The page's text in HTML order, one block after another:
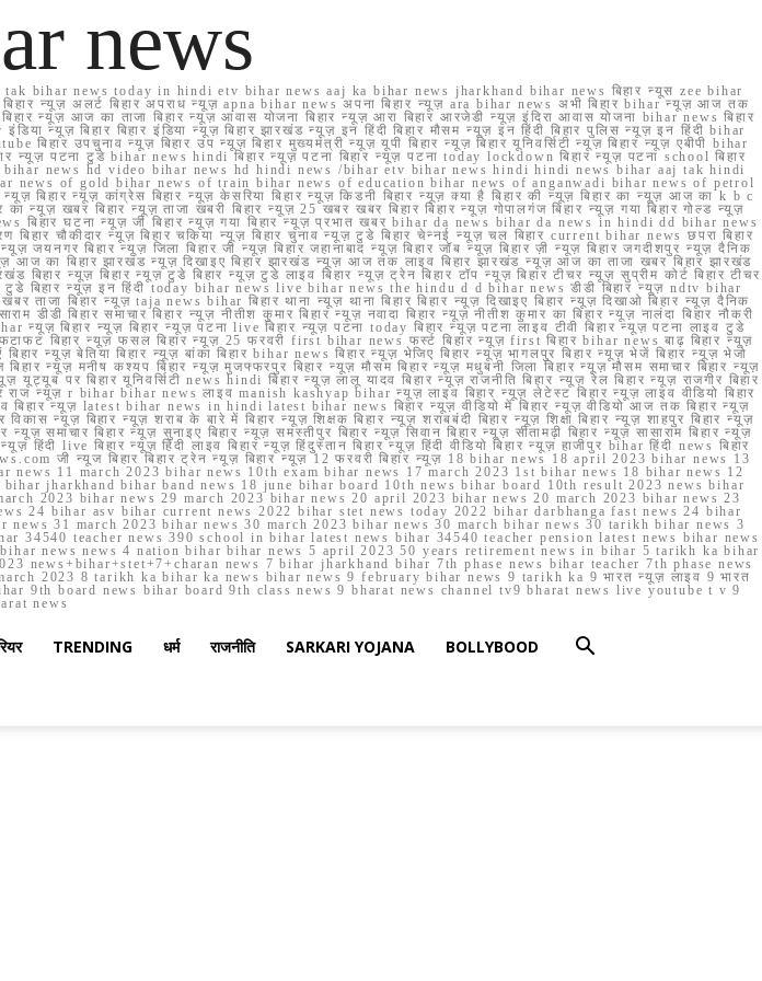
news
bihar news today in hindi etv bihar news aaj ka bihar news jharkhand bihar news बिहार न्यूस zee bihar
न्यूज़ अलर्ट बिहार अपराध न्यूज़ apna bihar news अपना बिहार न्यूज़ ara bihar news अभी बिहार bihar न्यूज़ आज तक
आज का ताजा बिहार न्यूज़ आवास योजना बिहार न्यूज़ आरा बिहार आरजेडी न्यूज़ इंदिरा आवास योजना bihar news बिहार
न्यूज़ बिहार बिहार इंडिया न्यूज़ बिहार झारखंड न्यूज़ इन हिंदी बिहार मौसम न्यूज़ इन हिंदी बिहार पुलिस न्यूज़ इन हिंदी bihar
बिहार उपचुनाव न्यूज़ बिहार उप न्यूज़ बिहार मुख्यमंत्री न्यूज़ यूपी बिहार न्यूज़ बिहार यूनिवर्सिटी न्यूज़ बिहार न्यूज़ एबीपी bihar
न्यूज़ पटना टुडे bihar news hindi बिहार न्यूज़ पटना बिहार न्यूज़ पटना today lockdown बिहार न्यूज़ पटना school बिहार
h bihar news hd video bihar news hd hindi news /bihar etv bihar news hindi hindi news bihar aaj tak hindi
news of gold bihar news of train bihar news of education bihar news of anganwadi bihar news of petrol
बिहार न्यूज़ कांग्रेस बिहार न्यूज़ केसरिया बिहार न्यूज़ किडनी बिहार न्यूज़ क्या है बिहार की न्यूज़ बिहार का न्यूज़ आज का k b c
न्यूज़ खबर बिहार न्यूज़ ताजा खबरी बिहार न्यूज़ 25 खबर खबर बिहार बिहार न्यूज़ गोपालगंज बिहार न्यूज़ गया बिहार गोल्ड न्यूज़
बिहार घटना न्यूज़ जी बिहार न्यूज़ गया बिहार न्यूज़ प्रभात खबर bihar da news bihar da news in hindi dd bihar news
बिहार चौकीदार न्यूज़ बिहार चकिया न्यूज़ बिहार चुनाव न्यूज़ टुडे बिहार चेन्नई न्यूज़ चल बिहार current bihar news छपरा बिहार
बिहार न्यूज़ जिला बिहार जी न्यूज़ बिहार जहानाबाद न्यूज़ बिहार जॉब न्यूज़ बिहार ज़ी न्यूज़ बिहार जगदीशपुर न्यूज़ दैनिक
आज का बिहार झारखंड न्यूज़ दिखाइए बिहार झारखंड न्यूज़ आज तक लाइव बिहार झारखंड न्यूज़ आज का ताजा खबर बिहार झारखंड
न्यूज़ बिहार न्यूज़ टुडे बिहार न्यूज़ टुडे लाइव बिहार न्यूज़ ट्रेन बिहार टॉप न्यूज़ बिहार टीचर न्यूज़ सुप्रीम कोर्ट बिहार टीचर
बिहार न्यूज़ इन हिंदी today bihar news live bihar news the hindu d d bihar news डीडी बिहार न्यूज़ ndtv bihar
ताजा बिहार न्यूज़ taja news bihar बिहार थाना न्यूज़ थाना बिहार बिहार न्यूज़ दिखाइए बिहार न्यूज़ दिखाओ बिहार न्यूज़ दैनिक
डीडी बिहार समाचार बिहार न्यूज़ नीतीश कुमार बिहार न्यूज़ नवादा बिहार न्यूज़ नीतीश कुमार का बिहार न्यूज़ नालंदा बिहार नौकरी
बिहार न्यूज़ बिहार न्यूज़ पटना live बिहार न्यूज़ पटना today बिहार न्यूज़ पटना लाइव टीवी बिहार न्यूज़ पटना लाइव टुडे
बिहार न्यूज़ फसल बिहार न्यूज़ 25 फरवरी first bihar news फर्स्ट बिहार न्यूज़ first बिहार bihar news बाढ़ बिहार न्यूज़
न्यूज़ बेतिया बिहार न्यूज़ बांका बिहार bihar news बिहार न्यूज़ भेजिए बिहार न्यूज़ भागलपुर बिहार न्यूज़ भेजें बिहार न्यूज़ भेजो
न्यूज़ मनीष कश्यप बिहार न्यूज़ मुजफ्फरपुर बिहार न्यूज़ मौसम बिहार न्यूज़ मधुबनी जिला बिहार न्यूज़ मौसम समाचार बिहार न्यूज़
पर बिहार यूनिवर्सिटी news hindi बिहार न्यूज़ लालू यादव बिहार न्यूज़ राजनीति बिहार न्यूज़ रेल बिहार न्यूज़ राजगीर बिहार
राज न्यूज़ r bihar bihar news लाइव manish kashyap bihar न्यूज़ लाइव बिहार न्यूज़ लेटेस्ट बिहार न्यूज़ लाइव वीडियो बिहार
न्यूज़ latest bihar news in hindi latest bihar news बिहार न्यूज़ वीडियो में बिहार न्यूज़ वीडियो आज तक बिहार न्यूज़
न्यूज़ बिहार न्यूज़ शराब के बारे में बिहार न्यूज़ शिक्षक बिहार न्यूज़ शराबबंदी बिहार न्यूज़ शिक्षा बिहार न्यूज़ शाहपुर बिहार न्यूज़
बिहार न्यूज़ सुनाइए बिहार न्यूज़ समस्तीपुर बिहार न्यूज़ सिवान बिहार न्यूज़ सीतामढ़ी बिहार न्यूज़ सासाराम बिहार न्यूज़
live बिहार न्यूज़ हिंदी लाइव बिहार न्यूज़ हिंदुस्तान बिहार न्यूज़ हिंदी वीडियो बिहार न्यूज़ हाजीपुर bihar हिंदी news बिहार
news.com जी न्यूज बिहार बिहार ट्रेन न्यूज़ बिहार न्यूज़ 12 फरवरी बिहार न्यूज़ 18 bihar news 18 april 2023 bihar news 13
11 march 2023 bihar news 10th exam bihar news 17 march 2023 1st bihar news 18 bihar news 12
jharkhand bihar band news 18 june bihar board 10th news bihar board 10th result 2023 news bihar
2023 bihar news 29 march 2023 bihar news 20 april 2023 bihar news 20 march 2023 bihar news 23
24 bihar asv bihar current news 2022 bihar stet news today 2022 bihar darbhanga fast news 24 bihar
31 march 2023 bihar news 30 march 2023 bihar news 30 march bihar news 30 tarikh bihar news 3
teacher news 390 school in bihar latest news bihar 34540 teacher pension latest news bihar news
news news 4 nation bihar bihar news 5 april 2023 50 years retirement news in bihar 5 tarikh ka bihar
news+bihar+stet+7+charan news 7 bihar jharkhand bihar 7th phase news bihar teacher 7th phase news
2023 8 tarikh ka bihar ka news bihar news 9 february bihar news 9 tarikh ka 9 भारत न्यूज़ लाइव 9 भारत
9th board news bihar board 9th class news 9 bharat news channel tv9 bharat news live youtube t v 9
news
TRENDING धर्म राजनीति SARKARI YOJANA BOLLYBOOD